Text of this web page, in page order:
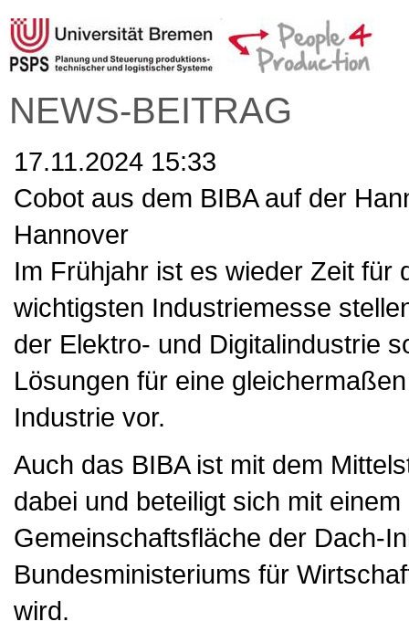
NEWS-BEITRAG
17.11.2024 15:33
Cobot aus dem BIBA auf der
Hannover
Im Frühjahr ist es wieder Zeit für
wichtigsten Industriemesse
der Elektro- und Digitalindustrie
Lösungen für eine
Industrie vor.
Auch das BIBA ist mit dem
dabei und beteiligt sich mit
Gemeinschaftsfläche der Dach-
Bundesministeriums für
wird.